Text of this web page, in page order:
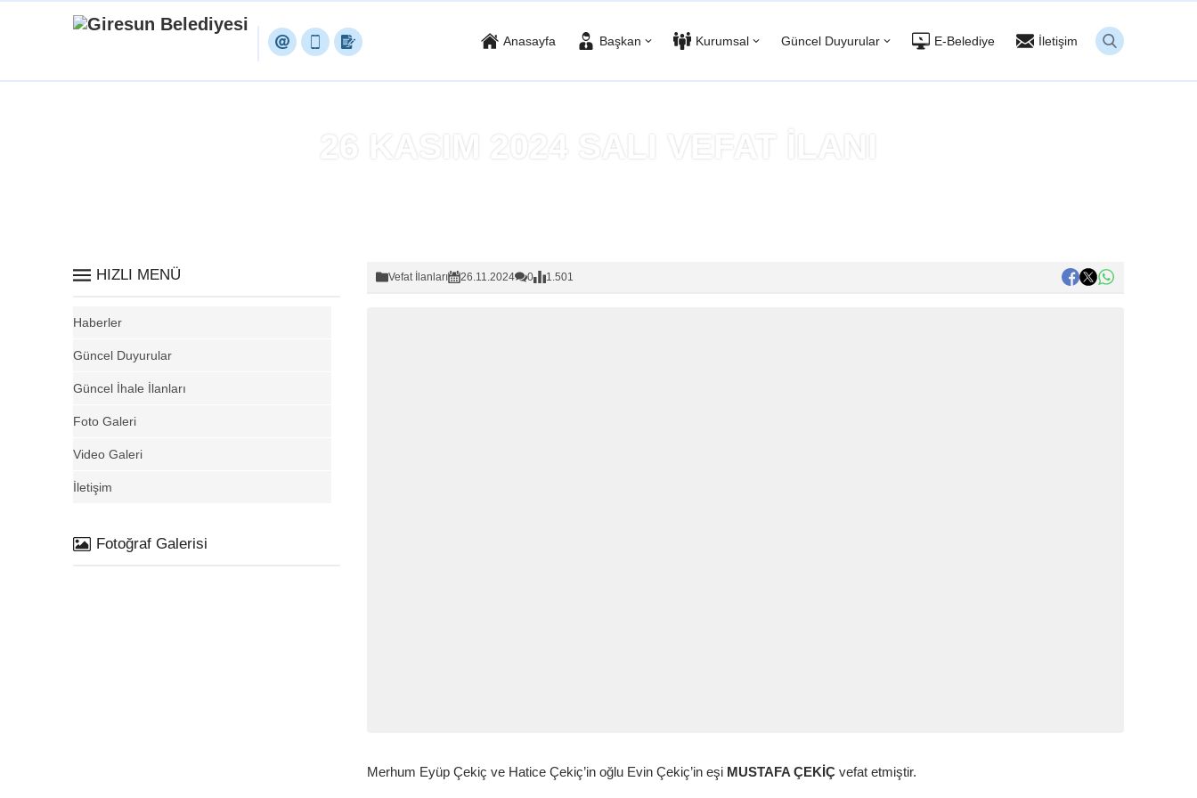
Anasayfa Başkan Kurumsal Güncel Duyurular E-Belediye İletişim
26 KASIM 2024 SALI VEFAT İLANI
Vefat İlanları 26.11.2024 0 1.501
Merhum Eyüp Çekiç ve Hatice Çekiç’in oğlu Evin Çekiç’in eşi MUSTAFA ÇEKİÇ vefat etmiştir.
HIZLI MENÜ
Haberler
Güncel Duyurular
Güncel İhale İlanları
Foto Galeri
Video Galeri
İletişim
Fotoğraf Galerisi